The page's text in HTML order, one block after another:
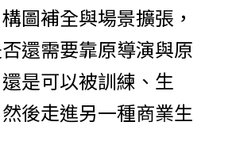
圖補全與場景擴張，
還需要靠原導演與原
是可以被訓練、生
後走進另一種商業生